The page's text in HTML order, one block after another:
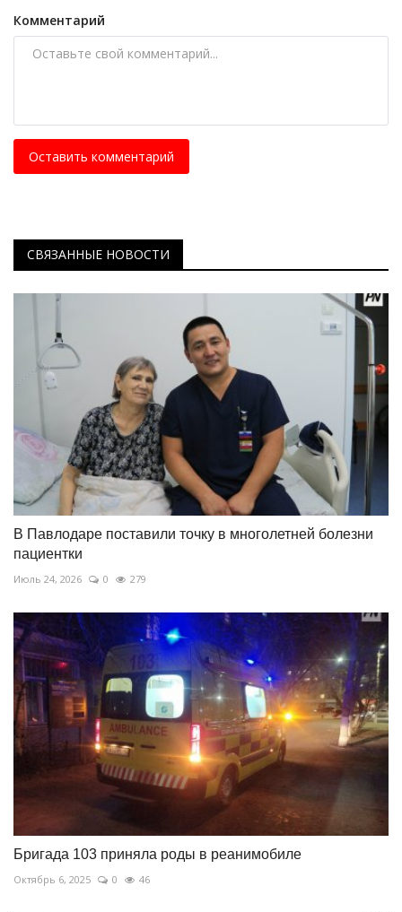
Комментарий
Оставить комментарий
СВЯЗАННЫЕ НОВОСТИ
В Павлодаре поставили точку в многолетней болезни
пациентки
Июль 24, 2026 0 279
Бригада 103 приняла роды в реанимобиле
Октябрь 6, 2025 0 46